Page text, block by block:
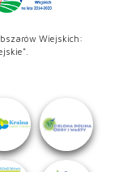
Wiejskich: